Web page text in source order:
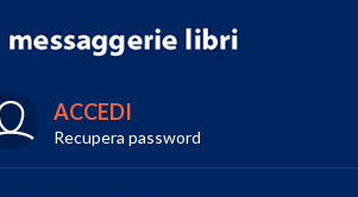
ACCEDI
Recupera password